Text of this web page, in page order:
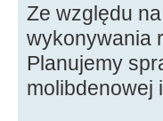
Ze względu
wykonywania
Planujemy
molibdenowej